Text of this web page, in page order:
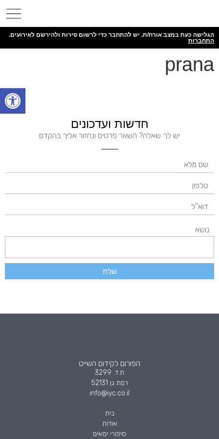
הגלישה כעת במצב אורח/ת. יש להתחבר כדי לרשום סירות ולהירשם לאירועים.
התחברות
prana
חדשות ועדכונים
יש לך שאלה? השאר פרטים ונחזור אליך בהקדם
נושא
שלח
הפורום לקידום השייט
ת.ד. 3299
רמת גן 52131
info@iyc.co.il
בית
אודות
סיפורי ימאים